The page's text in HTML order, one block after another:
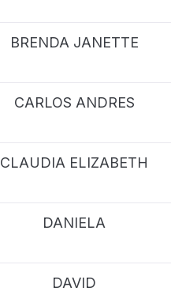
BRENDA JANETTE
CARLOS ANDRES
CLAUDIA ELIZABETH
DANIELA
DAVID